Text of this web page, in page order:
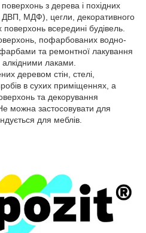
з дерева і похідних
ДВП, МДФ), цегли, декоративного
всередині будівель.
пофарбованих водно-
та ремонтної лакування
лаками.
деревом стін, стелі,
в сухих приміщеннях, а
та декорування
можна застосовувати для
для меблів.